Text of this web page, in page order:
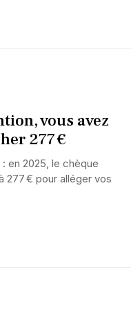
vous avez
277 €
en 2025, le chèque
277 € pour alléger vos